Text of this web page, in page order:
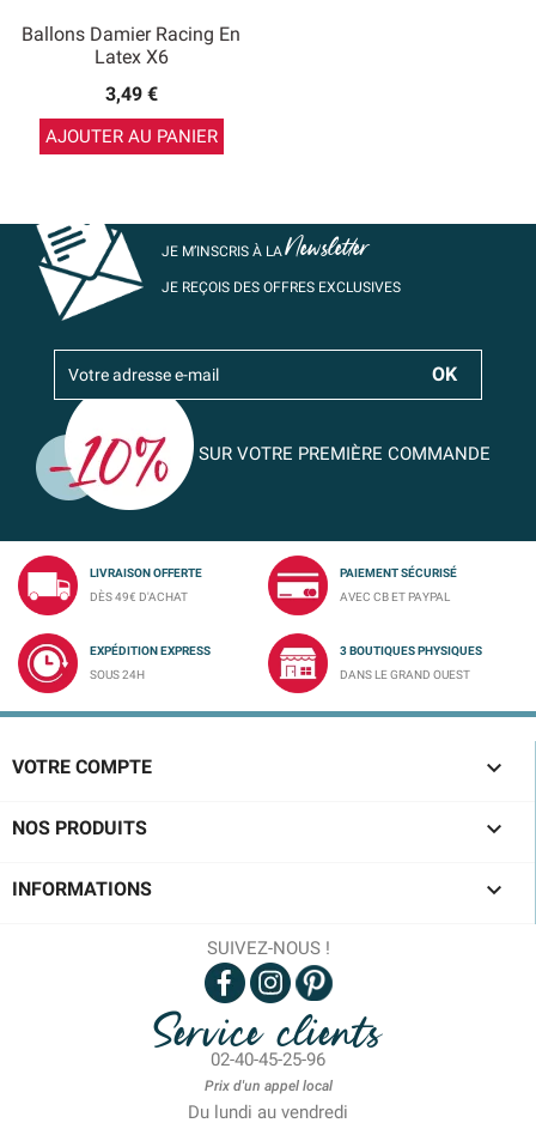
Ballons Damier Racing En
Latex X6
3,49 €
AJOUTER AU PANIER
JE M’INSCRIS À LANewsletter
JE REÇOIS DES OFFRES EXCLUSIVES
SUR VOTRE PREMIÈRE COMMANDE
LIVRAISON OFFERTE
DÈS 49€ D'ACHAT
PAIEMENT SÉCURISÉ
AVEC CB ET PAYPAL
EXPÉDITION EXPRESS
SOUS 24H
3 BOUTIQUES PHYSIQUES
DANS LE GRAND OUEST
VOTRE COMPTE 
NOS PRODUITS 
INFORMATIONS 
SUIVEZ-NOUS !
Service clients
02-40-45-25-96
Prix d'un appel local
Du lundi au vendredi